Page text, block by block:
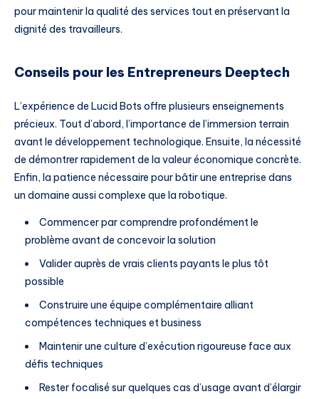
pour maintenir la qualité des services tout en préservant la
dignité des travailleurs.
Conseils pour les Entrepreneurs Deeptech
L’expérience de Lucid Bots offre plusieurs enseignements
précieux. Tout d’abord, l’importance de l’immersion terrain
avant le développement technologique. Ensuite, la nécessité
de démontrer rapidement de la valeur économique concrète.
Enfin, la patience nécessaire pour bâtir une entreprise dans
un domaine aussi complexe que la robotique.
Commencer par comprendre profondément le
problème avant de concevoir la solution
Valider auprès de vrais clients payants le plus tôt
possible
Construire une équipe complémentaire alliant
compétences techniques et business
Maintenir une culture d’exécution rigoureuse face aux
défis techniques
Rester focalisé sur quelques cas d’usage avant d’élargir